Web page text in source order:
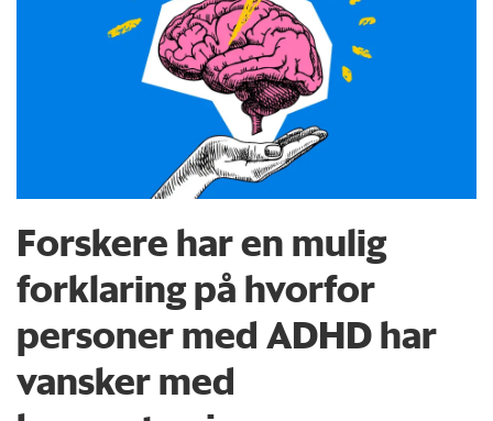
Forskere har en mulig
forklaring på hvorfor
personer med ADHD har
vansker med